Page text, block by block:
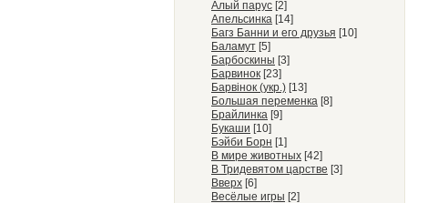
Алый парус [2]
Апельсинка [14]
Багз Банни и его друзья [10]
Баламут [5]
Барбоскины [3]
Барвинок [23]
Барвiнок (укр.) [13]
Большая переменка [8]
Брайлинка [9]
Букаши [10]
Бэйби Борн [1]
В мире животных [42]
В Тридевятом царстве [3]
Вверх [6]
Весёлые игры [2]